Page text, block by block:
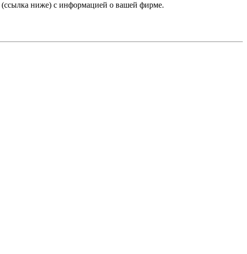
(ссылка ниже) с информацией о вашей фирме.